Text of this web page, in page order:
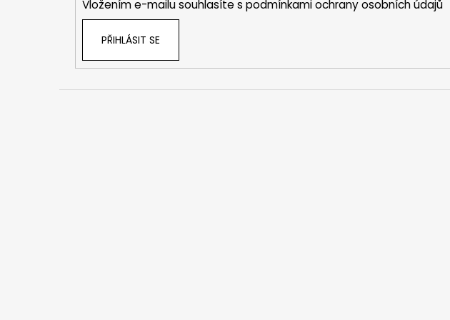
Vložením e-mailu souhlasíte s podmínkami ochrany osobních údajů
PŘIHLÁSIT SE